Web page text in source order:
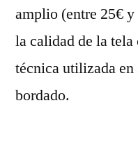
amplio (entre 25€
la calidad de la
técnica utilizada en
bordado.